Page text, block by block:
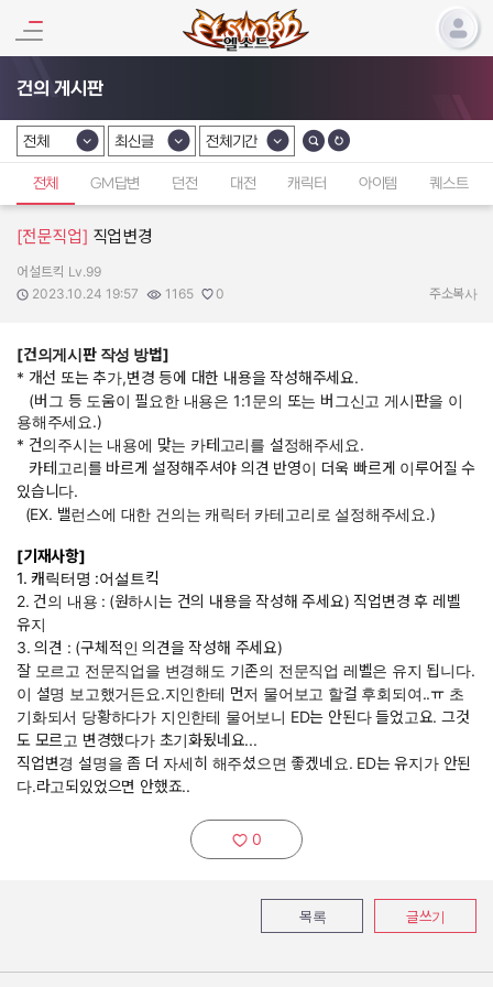
건의 게시판
카테고리 선택
전체
카테고리 선택
최신글
카테고리 선택
전체기간
전체 GM답변 던전 대전 캐릭터 아이템 퀘스트
[전문직업] 직업변경
작성자:
어설트킥 Lv.99
작성일:
2023.10.24 19:57
조회수:
1165
추천수:
0 주소복사
[건의게시판 작성 방법]
* 개선 또는 추가,변경 등에 대한 내용을 작성해주세요.
(버그 등 도움이 필요한 내용은 1:1문의 또는 버그신고 게시판을 이
용해주세요.)
* 건의주시는 내용에 맞는 카테고리를 설정해주세요.
카테고리를 바르게 설정해주셔야 의견 반영이 더욱 빠르게 이루어질 수
있습니다.
(EX. 밸런스에 대한 건의는 캐릭터 카테고리로 설정해주세요.)
[기재사항]
1. 캐릭터명 :어설트킥
2. 건의 내용 : (원하시는 건의 내용을 작성해 주세요) 직업변경 후 레벨
유지
3. 의견 : (구체적인 의견을 작성해 주세요)
잘 모르고 전문직업을 변경해도 기존의 전문직업 레벨은 유지 됩니다.
이 셜명 보고했거든요.지인한테 먼저 물어보고 할걸 후회되여..ㅠ 초
기화되서 당황하다가 지인한테 물어보니 ED는 안된다 들었고요. 그것
도 모르고 변경했다가 초기화됬네요...
직업변경 설명을 좀 더 자세히 해주셨으면 좋겠네요. ED는 유지가 안된
다.라고되있었으면 안했죠..
추천하기:
0
목록 글쓰기